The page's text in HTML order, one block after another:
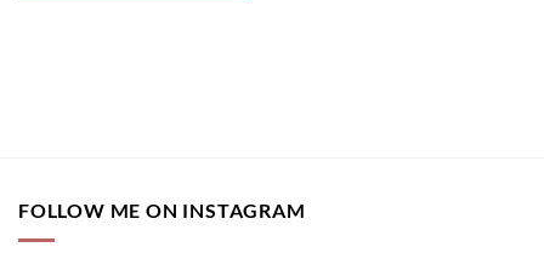
FOLLOW ME ON INSTAGRAM